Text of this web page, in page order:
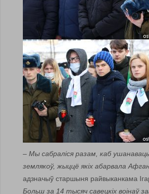
– Мы сабраліся разам, каб
землякоў, жыццё якіх абарвала
адзначыў старшыня райвыканкама
Больш за 14 тысяч савецкіх воінаў